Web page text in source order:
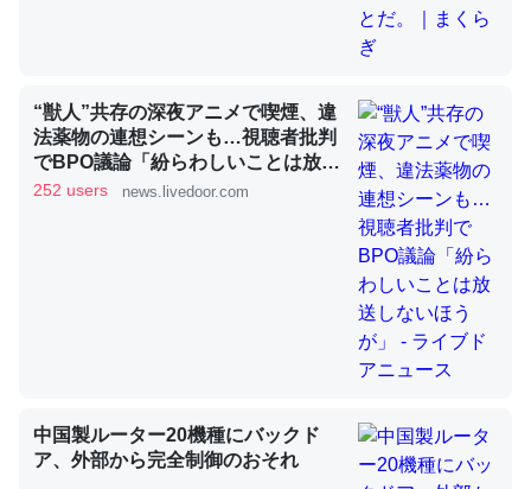
利だから両方が拮抗してるのでは」とあって面白い。海に
いる鋏角類（カブトガニ・ウミグモ）はカルシウムを使わ
ずキチンを強化してる筈だが、酵素が違うのか？
─ニュース :: 【研究発表】昆虫学の大問題＝「昆虫はなぜ海にいな
これを元に考えるとカルシウムを大量に使う脊椎動物と貝
─ニュース :: 【研究発表】昆虫学の大問題＝「昆虫はなぜ海にいな
いのか」に関する新仮説
“獣人”共存の深夜アニメで喫煙、違
法薬物の連想シーンも…視聴者批判
でBPO議論「紛らわしいことは放送
しないほうが」 - ライブドアニュー
252 users news.livedoor.com
中国製ルーター20機種にバックド
ア、外部から完全制御のおそれ